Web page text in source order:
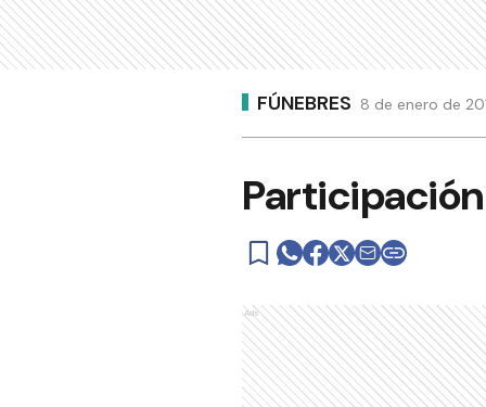
FÚNEBRES 8 de enero de
Ads